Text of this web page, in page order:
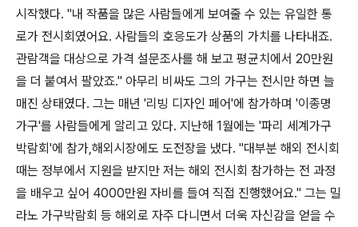
시작했다. "내 작품을 많은 사람들에게 보여줄 수 있는 유일한 통
로가 전시회였어요. 사람들의 호응도가 상품의 가치를 나타내죠.
관람객을 대상으로 가격 설문조사를 해 보고 평균치에서 20만원
을 더 붙여서 팔았죠." 아무리 비싸도 그의 가구는 전시만 하면 늘
매진 상태였다. 그는 매년 '리빙 디자인 페어'에 참가하며 '이종명
가구'를 사람들에게 알리고 있다. 지난해 1월에는 '파리 세계가구
박람회'에 참가,해외시장에도 도전장을 냈다. "대부분 해외 전시회
때는 정부에서 지원을 받지만 저는 해외 전시회 참가하는 전 과정
을 배우고 싶어 4000만원 자비를 들여 직접 진행했어요." 그는 밀
라노 가구박람회 등 해외로 자주 다니면서 더욱 자신감을 얻을 수